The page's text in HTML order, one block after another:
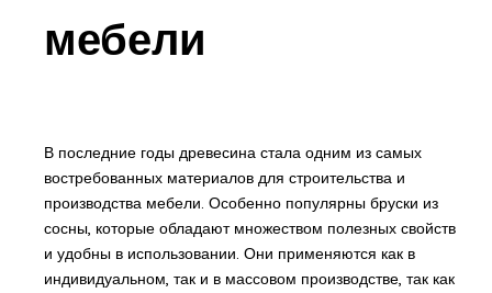
мебели
В последние годы древесина стала одним из самых
востребованных материалов для строительства и
производства мебели. Особенно популярны бруски из
сосны, которые обладают множеством полезных свойств
и удобны в использовании. Они применяются как в
индивидуальном, так и в массовом производстве, так как